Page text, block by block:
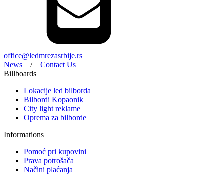
office@ledmrezasrbije.rs
News / Contact Us
Billboards
Lokacije led bilborda
Bilbordi Kopaonik
City light reklame
Oprema za bilborde
Informations
Pomoć pri kupovini
Prava potrošača
Načini plaćanja